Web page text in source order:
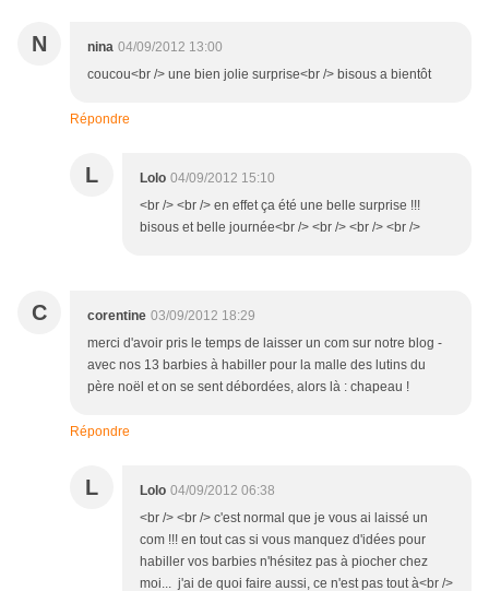
N nina 04/09/2012 13:00
coucou<br /> une bien jolie surprise<br /> bisous a bientôt
Répondre
L Lolo 04/09/2012 15:10
<br /> <br /> en effet ça été une belle surprise !!!
bisous et belle journée<br /> <br /> <br /> <br />
C corentine 03/09/2012 18:29
merci d'avoir pris le temps de laisser un com sur notre blog -
avec nos 13 barbies à habiller pour la malle des lutins du
père noël et on se sent débordées, alors là : chapeau !
Répondre
L Lolo 04/09/2012 06:38
<br /> <br /> c'est normal que je vous ai laissé un
com !!! en tout cas si vous manquez d'idées pour
habiller vos barbies n'hésitez pas à piocher chez
moi... j'ai de quoi faire aussi, ce n'est pas tout à<br />